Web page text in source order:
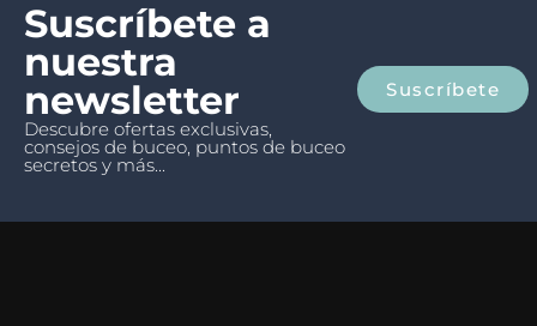
Suscríbete a
nuestra
newsletter
Descubre ofertas exclusivas,
consejos de buceo, puntos de buceo
secretos y más...
Suscríbete